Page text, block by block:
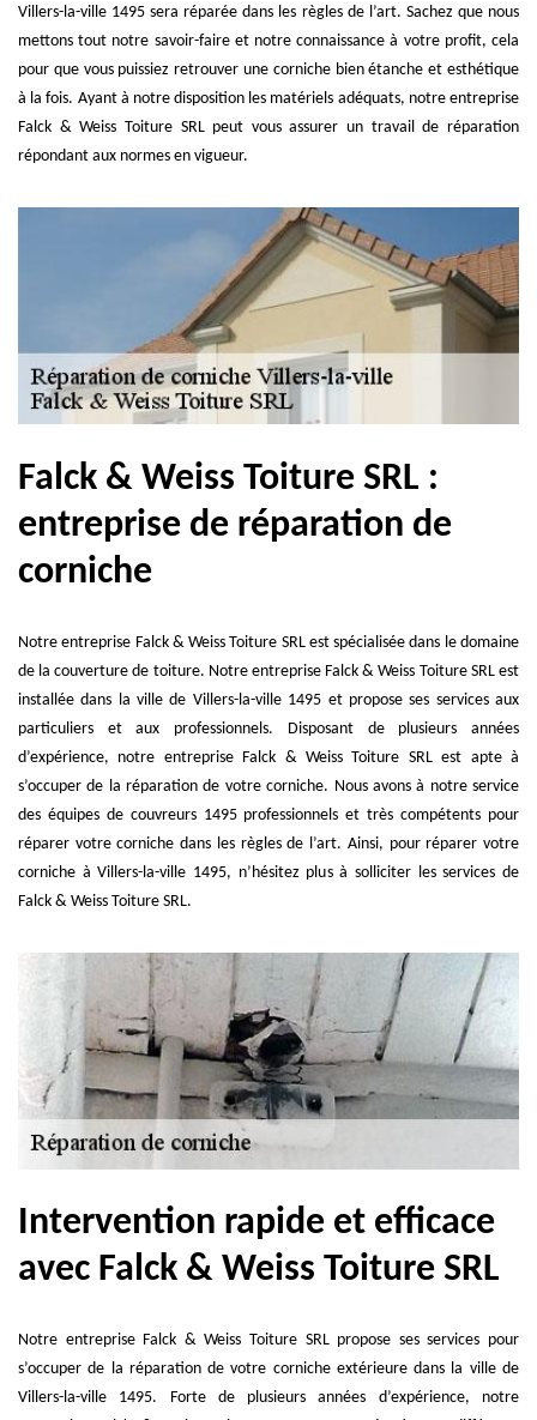
Villers-la-ville 1495 sera réparée dans les règles de l’art. Sachez que nous
mettons tout notre savoir-faire et notre connaissance à votre profit, cela
pour que vous puissiez retrouver une corniche bien étanche et esthétique
à la fois. Ayant à notre disposition les matériels adéquats, notre entreprise
Falck & Weiss Toiture SRL peut vous assurer un travail de réparation
répondant aux normes en vigueur.
Falck & Weiss Toiture SRL :
entreprise de réparation de
corniche
Notre entreprise Falck & Weiss Toiture SRL est spécialisée dans le domaine
de la couverture de toiture. Notre entreprise Falck & Weiss Toiture SRL est
installée dans la ville de Villers-la-ville 1495 et propose ses services aux
particuliers et aux professionnels. Disposant de plusieurs années
d’expérience, notre entreprise Falck & Weiss Toiture SRL est apte à
s’occuper de la réparation de votre corniche. Nous avons à notre service
des équipes de couvreurs 1495 professionnels et très compétents pour
réparer votre corniche dans les règles de l’art. Ainsi, pour réparer votre
corniche à Villers-la-ville 1495, n’hésitez plus à solliciter les services de
Falck & Weiss Toiture SRL.
Intervention rapide et efficace
avec Falck & Weiss Toiture SRL
Notre entreprise Falck & Weiss Toiture SRL propose ses services pour
s’occuper de la réparation de votre corniche extérieure dans la ville de
Villers-la-ville 1495. Forte de plusieurs années d’expérience, notre